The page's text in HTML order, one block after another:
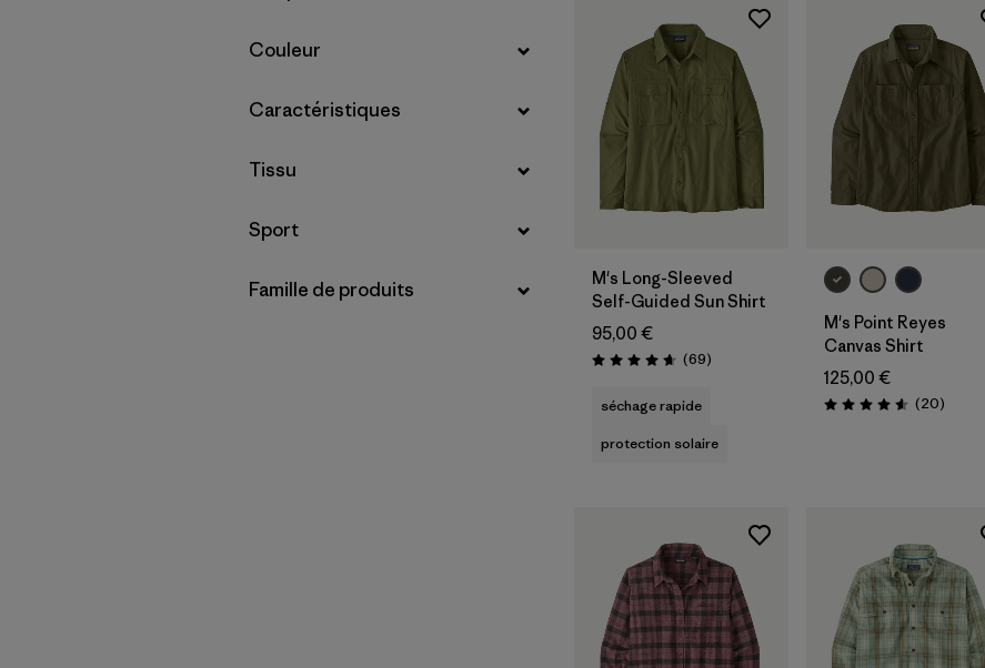
Filtrer par
Couleur
Filtrer par
Caractéristiques
Filtrer par
Tissu
Filtrer par
Sport
Filtrer par
Famille de produits
M's Long-Sleeved
Self-Guided Sun Shirt
95,00 €
Évaluation: 4.7 / 5
(69Avis
)
séchage rapide
protection solaire
M's Point Reyes
Canvas Shirt
125,00 €
Évaluation: 4.6 / 5
(20Avis
)